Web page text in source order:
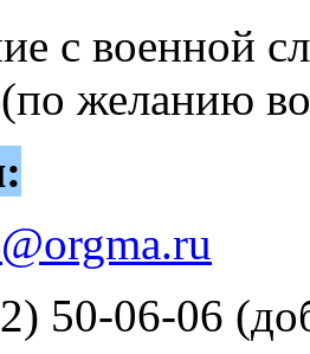
с военной
(по желанию
50-06-06